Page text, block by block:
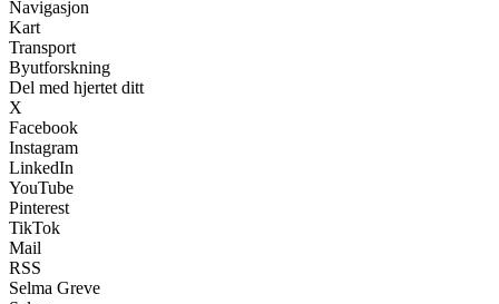
Navigasjon
Kart
Transport
Byutforskning
Del med hjertet ditt
X
Facebook
Instagram
LinkedIn
YouTube
Pinterest
TikTok
Mail
RSS
Selma Greve